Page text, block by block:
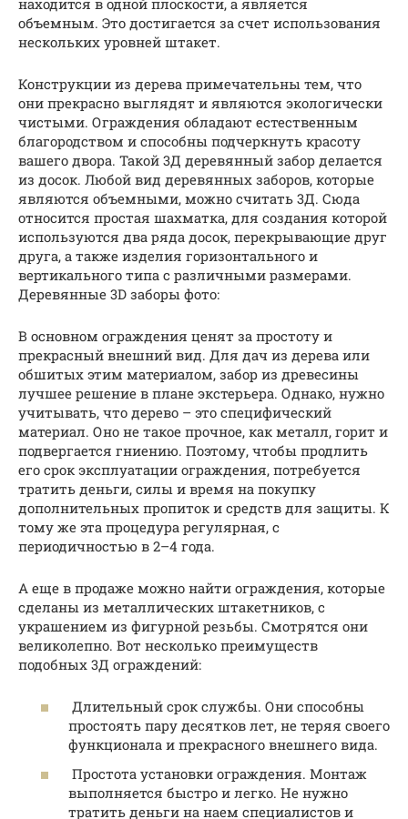
объемным. Это достигается за счет использования
нескольких уровней штакет.
Конструкции из дерева примечательны тем, что
они прекрасно выглядят и являются экологически
чистыми. Ограждения обладают естественным
благородством и способны подчеркнуть красоту
вашего двора. Такой 3Д деревянный забор делается
из досок. Любой вид деревянных заборов, которые
являются объемными, можно считать 3Д. Сюда
относится простая шахматка, для создания которой
используются два ряда досок, перекрывающие друг
друга, а также изделия горизонтального и
вертикального типа с различными размерами.
Деревянные 3D заборы фото:
В основном ограждения ценят за простоту и
прекрасный внешний вид. Для дач из дерева или
обшитых этим материалом, забор из древесины
лучшее решение в плане экстерьера. Однако, нужно
учитывать, что дерево – это специфический
материал. Оно не такое прочное, как металл, горит и
подвергается гниению. Поэтому, чтобы продлить
его срок эксплуатации ограждения, потребуется
тратить деньги, силы и время на покупку
дополнительных пропиток и средств для защиты. К
тому же эта процедура регулярная, с
периодичностью в 2–4 года.
А еще в продаже можно найти ограждения, которые
сделаны из металлических штакетников, с
украшением из фигурной резьбы. Смотрятся они
великолепно. Вот несколько преимуществ
подобных 3Д ограждений:
Длительный срок службы. Они способны
простоять пару десятков лет, не теряя своего
функционала и прекрасного внешнего вида.
Простота установки ограждения. Монтаж
выполняется быстро и легко. Не нужно
тратить деньги на наем специалистов и